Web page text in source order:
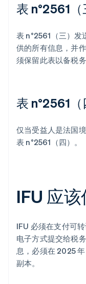
表 n°2561（
表 n°2561（三）发
供的所有信息，并
须保留此表以备税务
表 n°2561（
仅当受益人是法国
表 n°2561（四）。
IFU 应
IFU 必须在支付可
电子方式提交给税
息，必须在 2025
副本。